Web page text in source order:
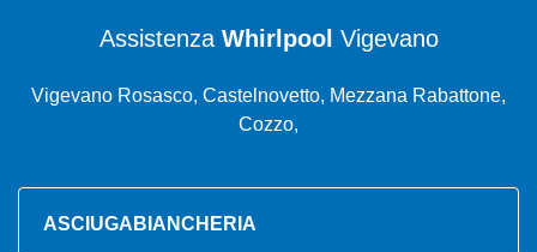
Assistenza Whirlpool Vigevano
Vigevano Rosasco, Castelnovetto, Mezzana Rabattone,
Cozzo,
ASCIUGABIANCHERIA